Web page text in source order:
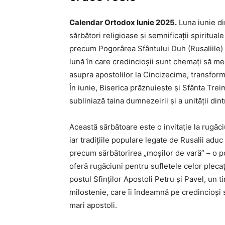
Calendar Ortodox Iunie 2025. Luna iunie
sărbători religioase și semnificații
precum Pogorârea Sfântului Duh
lună în care credincioșii sunt chemați să
asupra apostolilor la Cincizecime,
În iunie, Biserica prăznuiește și Sfânta
subliniază taina dumnezeirii și a unității
Această sărbătoare este o invitație la
iar tradițiile populare legate de Rusalii
precum sărbătorirea „moșilor de vară” – o
oferă rugăciuni pentru sufletele celor
postul Sfinților Apostoli Petru și Pavel, un
milostenie, care îi îndeamnă pe
mari apostoli.